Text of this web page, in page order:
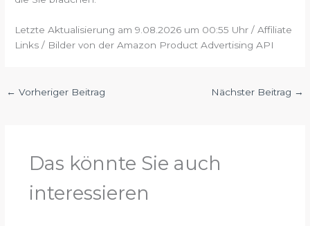
Letzte Aktualisierung am 9.08.2026 um 00:55 Uhr / Affiliate
Links / Bilder von der Amazon Product Advertising API
← Vorheriger Beitrag Nächster Beitrag →
Das könnte Sie auch
interessieren